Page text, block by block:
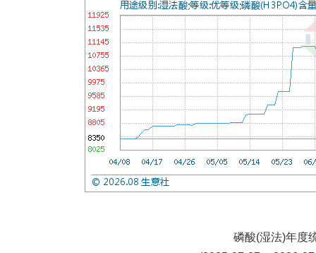
磷酸(湿法)年度